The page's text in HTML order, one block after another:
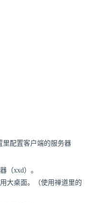
里配置客户端的服务器
（xxd）。
大桌面。（使用禅道里的